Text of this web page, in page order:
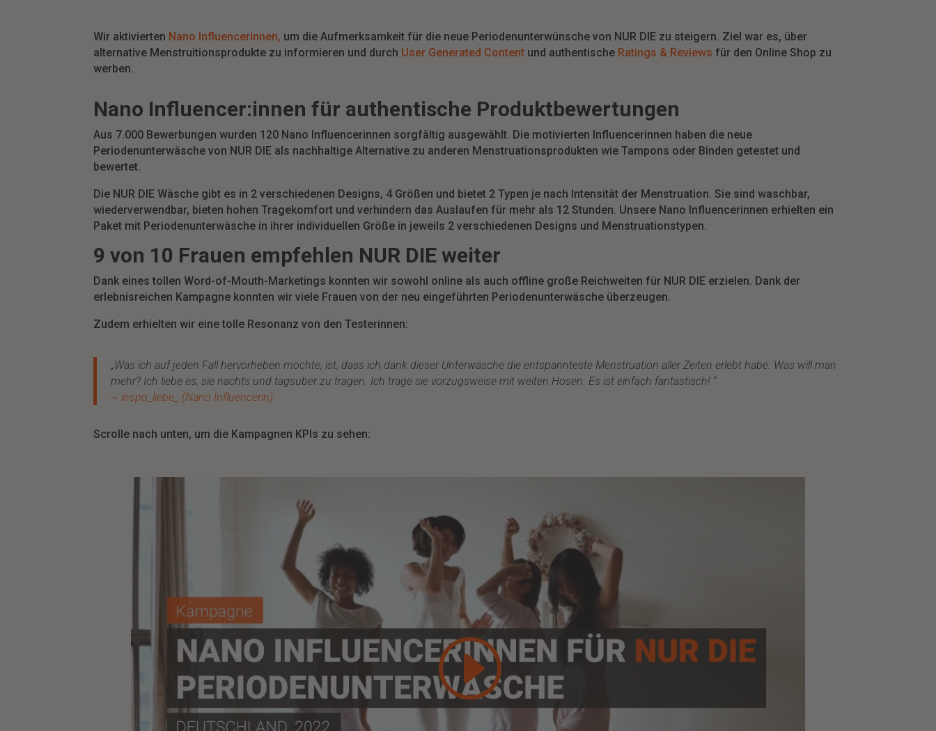
Wir aktivierten Nano Influencerinnen, um die Aufmerksamkeit für die neue Periodenunterwünsche von NUR DIE zu steigern. Ziel war es, über
alternative Menstruitionsprodukte zu informieren und durch User Generated Content und authentische Ratings & Reviews für den Online Shop zu
werben.
Nano Influencer:innen für authentische Produktbewertungen
Aus 7.000 Bewerbungen wurden 120 Nano Influencerinnen sorgfältig ausgewählt. Die motivierten Influencerinnen haben die neue
Periodenunterwäsche von NUR DIE als nachhaltige Alternative zu anderen Menstruationsprodukten wie Tampons oder Binden getestet und
bewertet.
Die NUR DIE Wäsche gibt es in 2 verschiedenen Designs, 4 Größen und bietet 2 Typen je nach Intensität der Menstruation. Sie sind waschbar,
wiederverwendbar, bieten hohen Tragekomfort und verhindern das Auslaufen für mehr als 12 Stunden. Unsere Nano Influencerinnen erhielten ein
Paket mit Periodenunterwäsche in ihrer individuellen Größe in jeweils 2 verschiedenen Designs und Menstruationstypen.
9 von 10 Frauen empfehlen NUR DIE weiter
Dank eines tollen Word-of-Mouth-Marketings konnten wir sowohl online als auch offline große Reichweiten für NUR DIE erzielen. Dank der
erlebnisreichen Kampagne konnten wir viele Frauen von der neu eingeführten Periodenunterwäsche überzeugen.
Zudem erhielten wir eine tolle Resonanz von den Testerinnen:
„Was ich auf jeden Fall hervorheben möchte, ist, dass ich dank dieser Unterwäsche die entspannteste Menstruation aller Zeiten erlebt habe. Was will man
mehr? Ich liebe es, sie nachts und tagsüber zu tragen. Ich trage sie vorzugsweise mit weiten Hosen. Es ist einfach fantastisch! “
~ inspo_liebe_ (Nano Influencerin)
Scrolle nach unten, um die Kampagnen KPIs zu sehen: